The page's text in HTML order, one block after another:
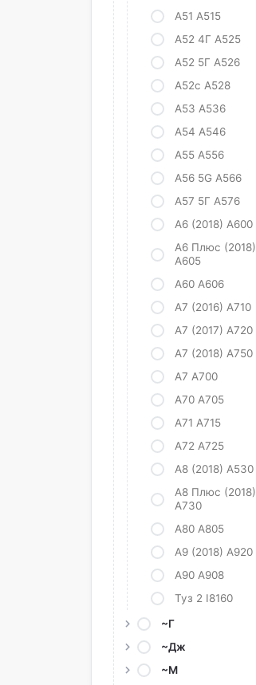
А51 А515
А52 4Г А525
А52 5Г А526
А52с А528
А53 А536
А54 А546
А55 А556
A56 5G A566
А57 5Г А576
A6 (2018) A600
А6 Плюс (2018)
А605
А60 А606
А7 (2016) А710
А7 (2017) А720
А7 (2018) А750
А7 А700
A70 A705
А71 А715
А72 А725
А8 (2018) А530
А8 Плюс (2018)
А730
А80 А805
А9 (2018) А920
А90 А908
Туз 2 I8160
~Г
~Дж
~М